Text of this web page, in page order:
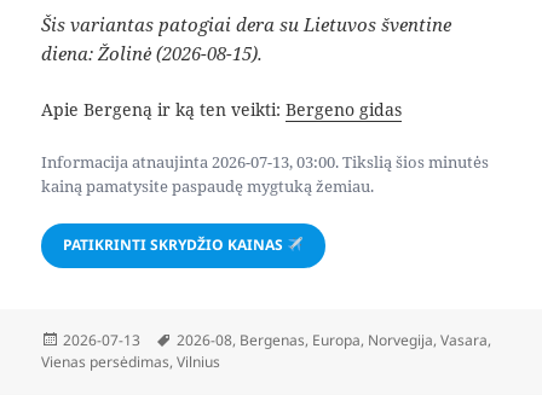
Šis variantas patogiai dera su Lietuvos šventine
diena: Žolinė (2026-08-15).
Apie Bergeną ir ką ten veikti:Bergeno gidas
Informacija atnaujinta 2026-07-13, 03:00. Tikslią šios minutės
kainą pamatysite paspaudę mygtuką žemiau.
PATIKRINTI SKRYDŽIO KAINAS
Paskelbta
2026-07-13 Žymos
2026-08, Bergenas, Europa, Norvegija,Vasara,
Vienas persėdimas,Vilnius